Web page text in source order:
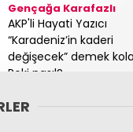
Gençağa Karafazlı
AKP'li Hayati Yazıcı
“Karadeniz’in kaderi
değişecek” demek
Peki nasıl?